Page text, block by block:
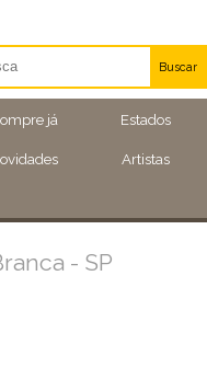
já Estados
Artistas
Buscar
Artistas
Eventos
- SP